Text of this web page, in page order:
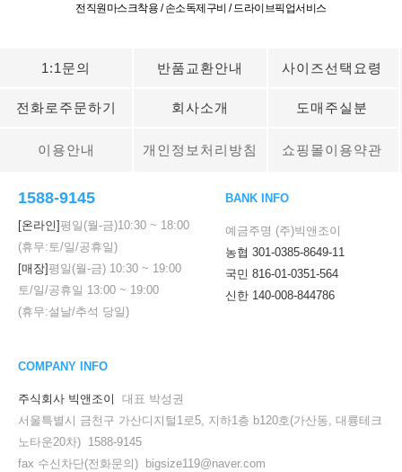
전직원마스크착용 / 손소독제구비 / 드라이브픽업서비스
1:1문의 반품교환안내 사이즈선택요령
전화로주문하기 회사소개 도매주실분
이용안내 개인정보처리방침 쇼핑몰이용약관
1588-9145
[온라인]평일(월-금)10:30 ~ 18:00
(휴무:토/일/공휴일)
[매장]평일(월-금) 10:30 ~ 19:00
토/일/공휴일 13:00 ~ 19:00
(휴무:설날/추석 당일)
BANK INFO
예금주명 (주)빅앤조이
농협 301-0385-8649-11
국민 816-01-0351-564
신한 140-008-844786
COMPANY INFO
주식회사 빅앤조이
대표 박성권
서울특별시 금천구 가산디지털1로5, 지하1층 b120호(가산동, 대륭테크
노타운20차) 1588-9145
fax 수신차단(전화문의) bigsize119@naver.com